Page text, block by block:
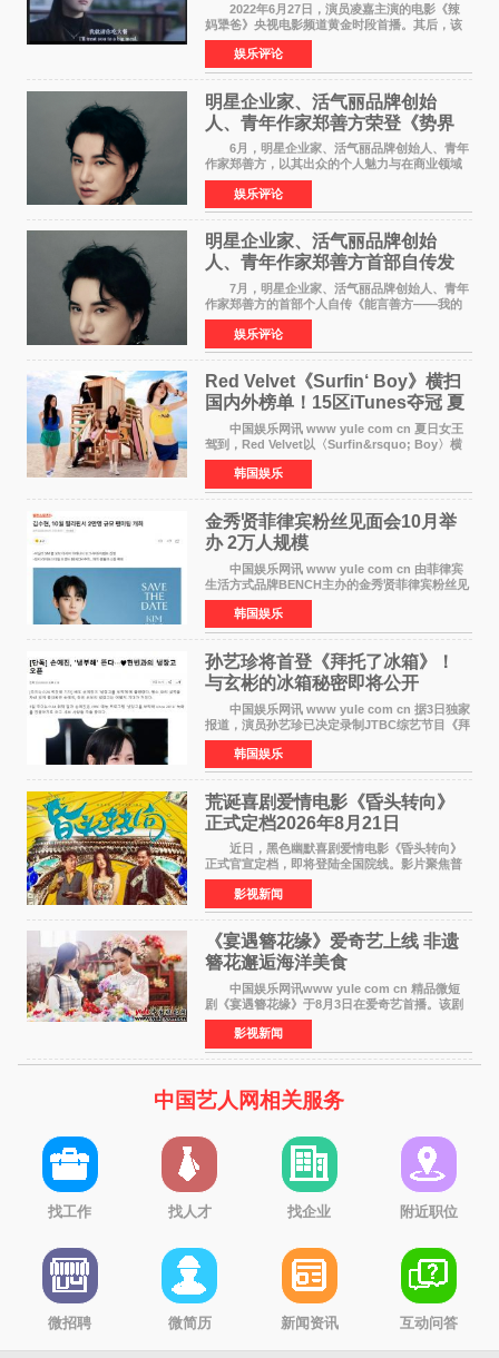
2022年6月27日，演员凌嘉主演的电影《辣
妈犟爸》央视电影频道黄金时段首播。其后，该
电影在央视电影频道多次复播（2022年8月10
日，2022年9月30日，2023年7月17日，2025年7
月14日）。除了多次复
娱乐评论
明星企业家、活气丽品牌创始
人、青年作家郑善方荣登《势界
POWERCIRCLES》6月刊
6月，明星企业家、活气丽品牌创始人、青年
作家郑善方，以其出众的个人魅力与在商业领域
的卓越建树，成功登上《势界
POWERCIRCLES》，展现了他在时尚与商业领
域的双重影响力。 明星企业家、青
娱乐评论
明星企业家、活气丽品牌创始
人、青年作家郑善方首部自传发
布， 书写跨界创业者的成长答卷
7月，明星企业家、活气丽品牌创始人、青年
作家郑善方的首部个人自传《能言善方——我的
跨界人生》正式发行。这本书以他的人生轨迹为
脉络，首次完整公开了从逐梦少年到横跨美业、
公益等多领域的
娱乐评论
Red Velvet《Surfin‘ Boy》横扫
国内外榜单！15区iTunes夺冠 夏
日女王强势回归
中国娱乐网讯 www yule com cn 夏日女王
驾到，Red Velvet以〈Surfin&rsquo; Boy〉横
扫国内外榜单，获得音乐粉丝的热烈反响。
Red Velvet于3日发行了夏日迷你专辑《Velvet
Summer》，
韩国娱乐
金秀贤菲律宾粉丝见面会10月举
办 2万人规模
中国娱乐网讯 www yule com cn 由菲律宾
生活方式品牌BENCH主办的金秀贤菲律宾粉丝见
面会，将于10月2日在马尼拉SM Mall of
Asia（MOA）竞技场举行，预计规模达2万人。
这也是金秀贤自去年陷
韩国娱乐
孙艺珍将首登《拜托了冰箱》！
与玄彬的冰箱秘密即将公开
中国娱乐网讯 www yule com cn 据3日独家
报道，演员孙艺珍已决定录制JTBC综艺节目《拜
托了冰箱》，目前正在协调具体细节。这是孙艺
珍首次公开个人冰箱，也是她婚后首次以玄彬的
妻子身份参与
韩国娱乐
荒诞喜剧爱情电影《昏头转向》
正式定档2026年8月21日
近日，黑色幽默喜剧爱情电影《昏头转向》
正式官宣定档，即将登陆全国院线。影片聚焦普
通人的荒诞生活，以戏谑诙谐的镜头语言、反转
不断的剧情，融合爆笑喜剧与细腻爱情元素，打
造出一部接地气
影视新闻
《宴遇簪花缘》爱奇艺上线 非遗
簪花邂逅海洋美食
中国娱乐网讯www yule com cn 精品微短
剧《宴遇簪花缘》于8月3日在爱奇艺首播。该剧
是泉州荣膺世界美食之都后推出的首部美食主题
文旅微短剧，实力派演员孙茜特别出演簪花非遗
传承人，她曾参演
影视新闻
中国艺人网相关服务
找工作 找人才 找企业 附近职位
微招聘 微简历 新闻资讯 互动问答